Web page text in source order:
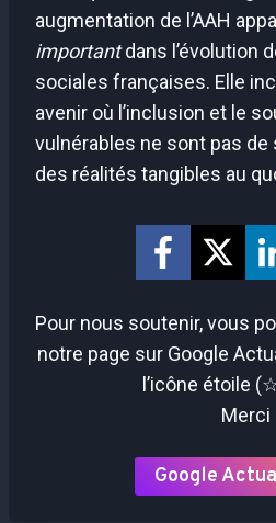
augmentation de l’AAH
importantdans l’évolution
sociales françaises. Elle
avenir où l’inclusion et le
vulnérables ne sont pas
des réalités tangibles au
Pour nous soutenir, vous
notre page sur Google
l’icône étoile
Merci
Google